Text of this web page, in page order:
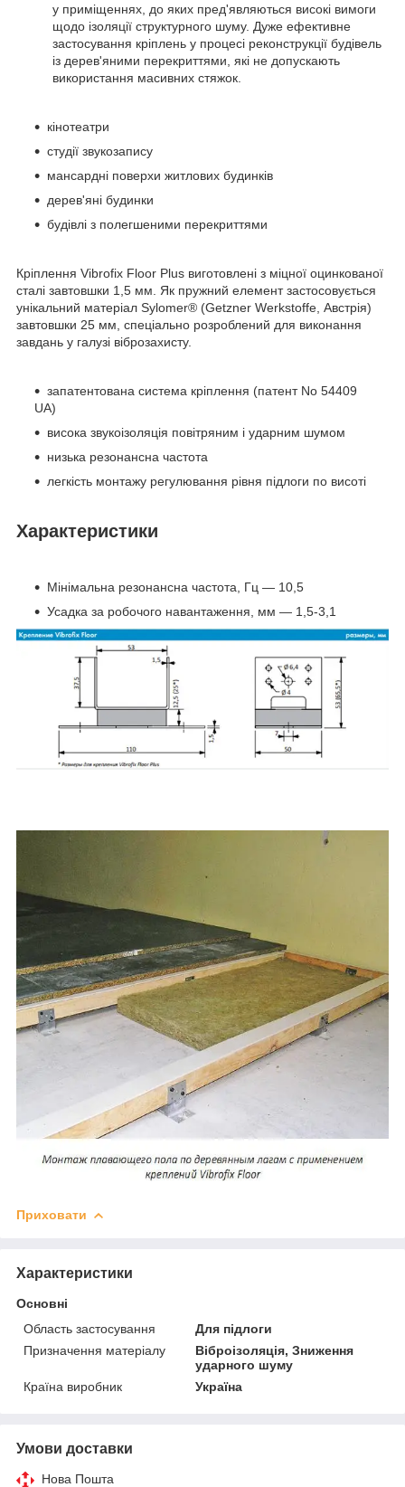
у приміщеннях, до яких пред'являються високі вимоги
щодо ізоляції структурного шуму. Дуже ефективне
застосування кріплень у процесі реконструкції будівель
із дерев'яними перекриттями, які не допускають
використання масивних стяжок.
кінотеатри
студії звукозапису
мансардні поверхи житлових будинків
дерев'яні будинки
будівлі з полегшеними перекриттями
Кріплення Vibrofix Floor Plus виготовлені з міцної оцинкованої
сталі завтовшки 1,5 мм. Як пружний елемент застосовується
унікальний матеріал Sylomer® (Getzner Werkstoffe, Австрія)
завтовшки 25 мм, спеціально розроблений для виконання
завдань у галузі віброзахисту.
запатентована система кріплення (патент No 54409
UA)
висока звукоізоляція повітряним і ударним шумом
низька резонансна частота
легкість монтажу регулювання рівня підлоги по висоті
Характеристики
Мінімальна резонансна частота, Гц — 10,5
Усадка за робочого навантаження, мм — 1,5-3,1
Приховати
Характеристики
Основні
Область застосування
Для підлоги
Призначення матеріалу
Віброізоляція, Зниження
ударного шуму
Країна виробник
Україна
Умови доставки
Нова Пошта